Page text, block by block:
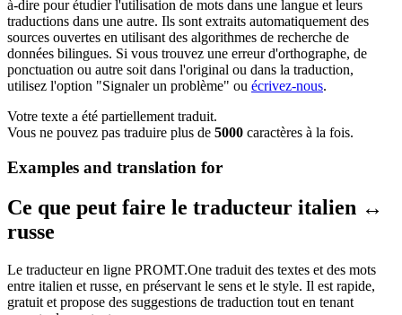
à-dire pour étudier l'utilisation de mots dans une langue et leurs
traductions dans une autre. Ils sont extraits automatiquement des
sources ouvertes en utilisant des algorithmes de recherche de
données bilingues. Si vous trouvez une erreur d'orthographe, de
ponctuation ou autre soit dans l'original ou dans la traduction,
utilisez l'option "Signaler un problème" ou écrivez-nous.
Votre texte a été partiellement traduit.
Vous ne pouvez pas traduire plus de 5000 caractères à la fois.
Examples and translation for
Ce que peut faire le traducteur italien ↔
russe
Le traducteur en ligne PROMT.One traduit des textes et des mots
entre italien et russe, en préservant le sens et le style. Il est rapide,
gratuit et propose des suggestions de traduction tout en tenant